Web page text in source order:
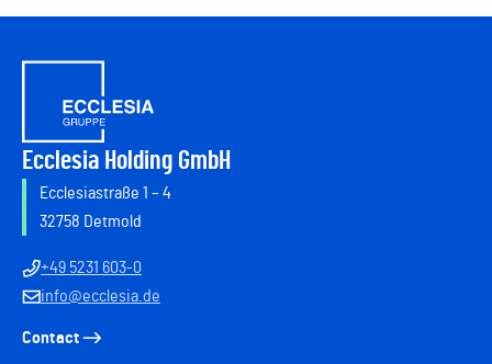
Ecclesia Holding GmbH
Ecclesiastraße 1 – 4
32758 Detmold
+49 5231 603-0
info@ecclesia.de
Contact